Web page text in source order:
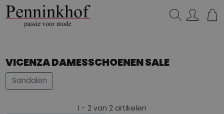
VICENZA DAMESSCHOENEN SALE
Sandalen
1 - 2 van 2 artikelen